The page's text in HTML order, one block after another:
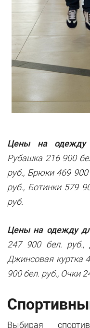
Цены на одежду
Рубашка 216 900
руб., Брюки 469
руб., Ботинки 579
руб.
Цены на одежду
247 900 бел.
Джинсовая куртка
900 бел. руб., Очки
Выбирая